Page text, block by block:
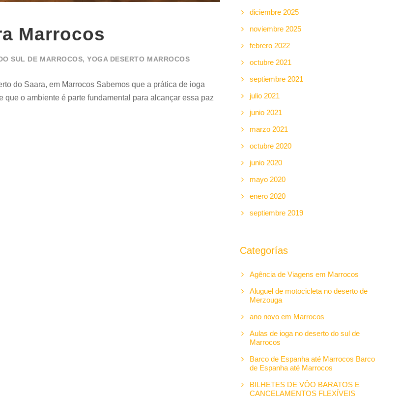
Marrocos
SUL DE MARROCOS, YOGA DESERTO MARROCOS
do Saara, em Marrocos Sabemos que a prática de ioga
o ambiente é parte fundamental para alcançar essa paz
diciembre 2025
noviembre 2025
febrero 2022
octubre 2021
septiembre 2021
julio 2021
junio 2021
marzo 2021
octubre 2020
junio 2020
mayo 2020
enero 2020
septiembre 2019
Categorías
Agência de Viagens em Marrocos
Aluguel de motocicleta no deserto de
Merzouga
ano novo em Marrocos
Aulas de ioga no deserto do sul de
Marrocos
Barco de Espanha até Marrocos Barco
de Espanha até Marrocos
BILHETES DE VÔO BARATOS E
CANCELAMENTOS FLEXÍVEIS